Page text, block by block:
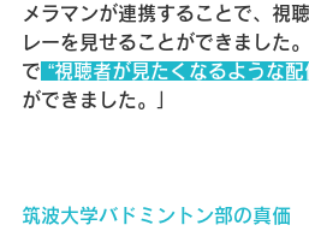
メラマンが連携することで、視
レーを見せることができました
で “視聴者が見たくなるような配
ができました。」
筑波大学バドミントン部の真価